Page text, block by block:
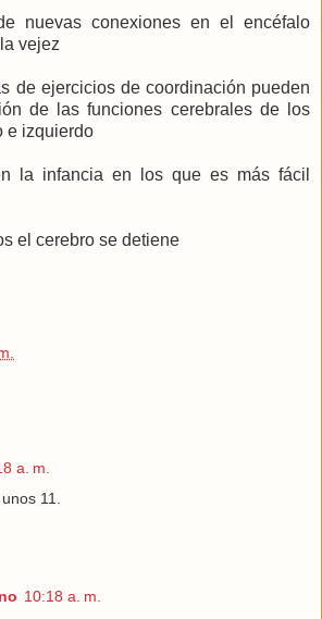
nuevas conexiones en el encéfalo
vejez
de ejercicios de coordinación pueden
de las funciones cerebrales de los
e izquierdo
la infancia en los que es más fácil
el cerebro se detiene
a. m.
11.
10:18 a. m.